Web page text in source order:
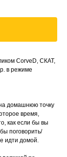
СоrvеD, СКАТ,
в режиме
домашнюю точку
время,
как если бы вы
поговорить/
идти домой.